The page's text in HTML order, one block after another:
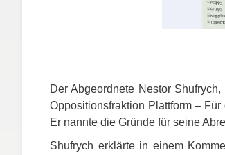
Der Abgeordnete Nestor
Oppositionsfraktion Plattform –
Er nannte die Gründe für seine
Shufrych erklärte in einem